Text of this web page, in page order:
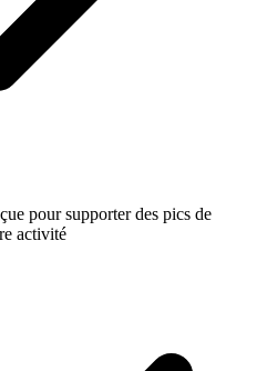
pour supporter des pics de
activité